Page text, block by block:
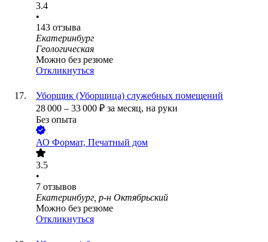
3.4
•
143 отзыва
Екатеринбург
Геологическая
Можно без резюме
Откликнуться
Уборщик (Уборщица) служебных помещений
28 000 – 33 000 ₽ за месяц, на руки
Без опыта
АО Формат, Печатный дом
3.5
•
7 отзывов
Екатеринбург, р-н Октябрьский
Можно без резюме
Откликнуться